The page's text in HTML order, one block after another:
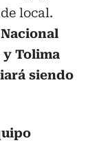
local.
y Tolima
siendo